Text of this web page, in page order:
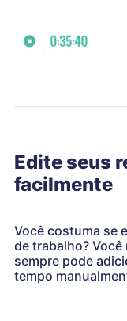
Edite seus
facilmente
Você costuma se
de trabalho?
sempre pode
tempo